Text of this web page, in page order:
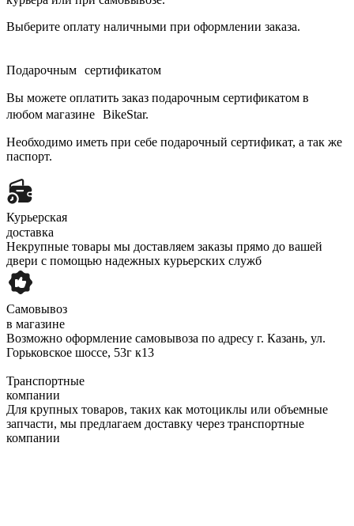
Выберите оплату наличными при оформлении заказа.
Подарочным сертификатом
Вы можете оплатить заказ подарочным сертификатом в
любом магазине BikeStar.
Необходимо иметь при себе подарочный сертификат, а так же
паспорт.
Курьерская
доставка
Некрупные товары мы доставляем заказы прямо до вашей
двери с помощью надежных курьерских служб
Самовывоз
в магазине
Возможно оформление самовывоза по адресу г. Казань, ул.
Горьковское шоссе, 53г к13
Транспортные
компании
Для крупных товаров, таких как мотоциклы или объемные
запчасти, мы предлагаем доставку через транспортные
компании